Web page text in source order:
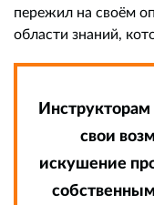
пережил на своём
области знаний,
Инструкторам
свои
искушение